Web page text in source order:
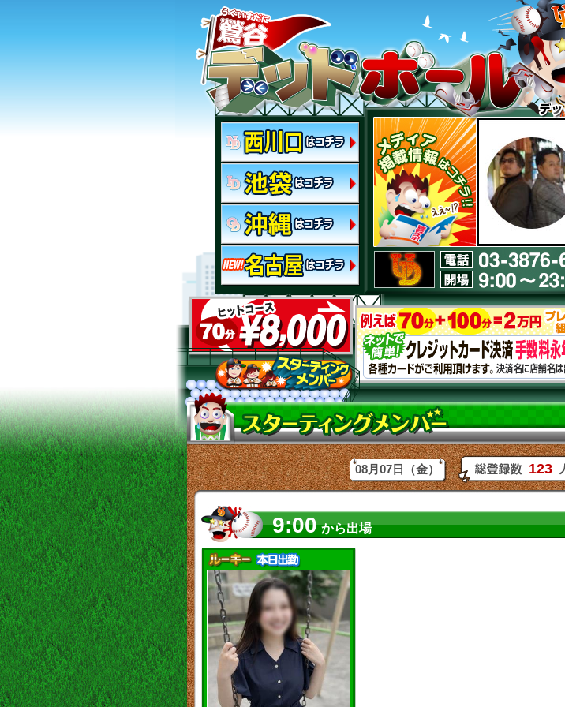
08月07日（金） 123
9:00 から出場